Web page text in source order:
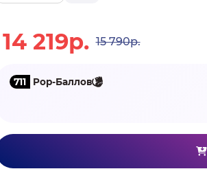
14 219р. 15 790р.
711 Pop-Баллов